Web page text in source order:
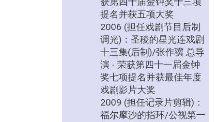
获第四十届金钟奖十三项
提名并获五项大奖
2006 (担任戏剧节目后制
调光)：圣稜的星光连戏剧
十三集(后制)/张作骥 总导
演 - 荣获第四十一届金钟
奖七项提名并获最佳年度
戏剧影片大奖
2009 (担任记录片剪辑)：
福尔摩沙的指环/公视第一